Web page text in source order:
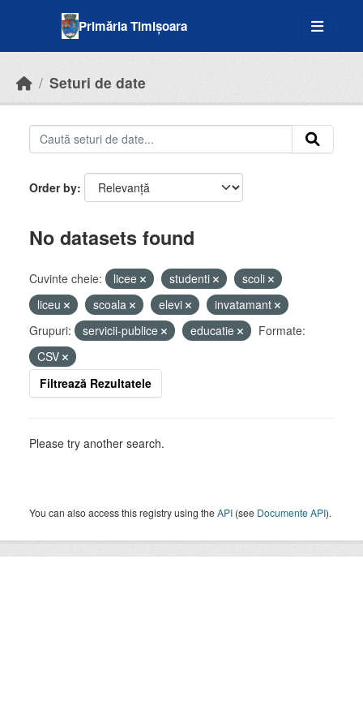
Primăria Timișoara
Seturi de date
Order by
No datasets found
Cuvinte cheie: licee studenti
scoli
liceu
scoala elevi
invatamant
Grupuri:
servicii-publice educatie
Formate:
CSV
Filtrează Rezultatele
Please try another search.
You can also access this registry using theAPI (see Documente API).